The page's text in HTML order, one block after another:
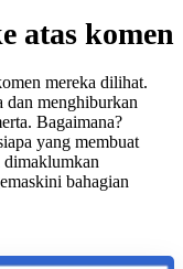
atas komen
mereka dilihat.
menghiburkan
Bagaimana?
yang membuat
bahagian